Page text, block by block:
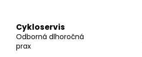
Cykloservis
Odborná dlhoročná
prax